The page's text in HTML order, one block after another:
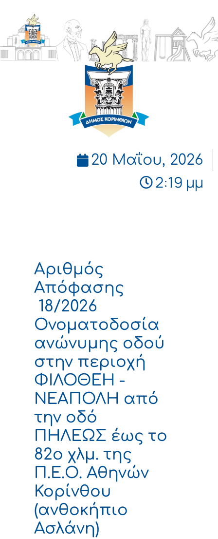
ΔΗΜΟΣ
ΚΟΡΙΝΘΙΩΝ
20 Μαΐου, 2026
2:19 μμ
Αριθμός
Απόφασης
18/2026
Ονοματοδοσία
ανώνυμης οδού
στην περιοχή
ΦΙΛΟΘΕΗ -
ΝΕΑΠΟΛΗ από
την οδό
ΠΗΛΕΩΣ έως το
82ο χλμ. της
Π.Ε.Ο. Αθηνών
Κορίνθου
(ανθοκήπιο
Ασλάνη)